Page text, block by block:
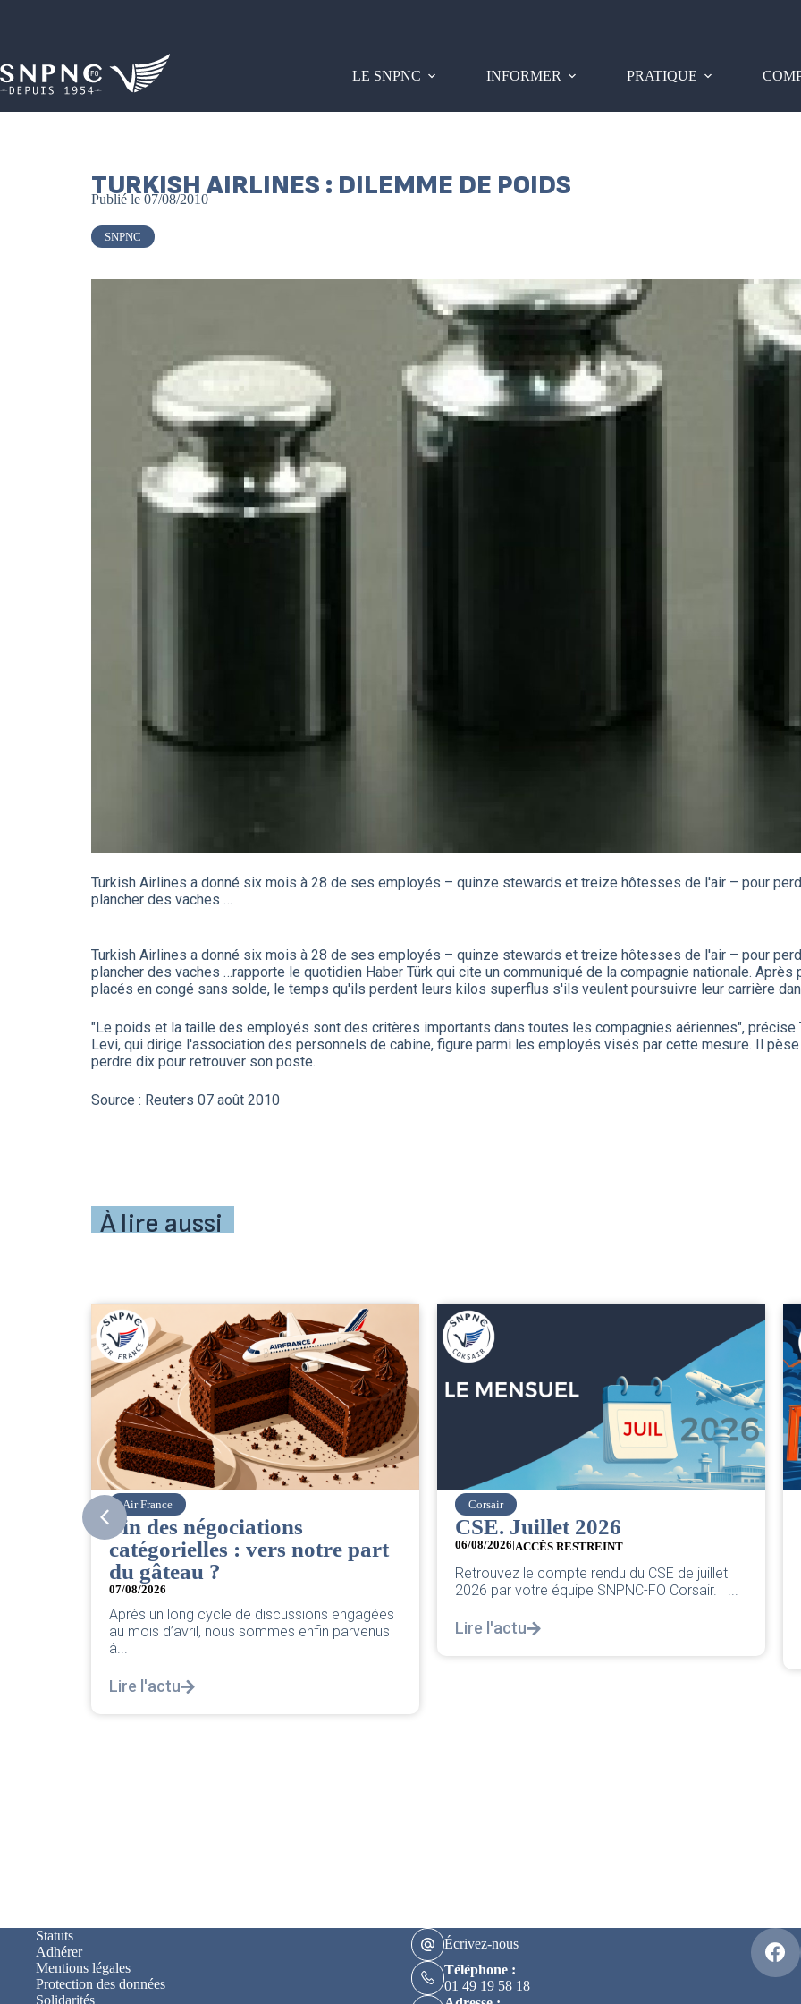
LE SNPNC INFORMER PRATIQUE
TURKISH AIRLINES : DILEMME DE POIDS
Publié le 07/08/2010
SNPNC
Turkish Airlines a donné six mois à 28 de ses employés – quinze stewards et treize hôtesses de l'air – pour
plancher des vaches …
Turkish Airlines a donné six mois à 28 de ses employés – quinze stewards et treize hôtesses de l'air – pour
plancher des vaches …rapporte le quotidien Haber Türk qui cite un communiqué de la compagnie nationale.
placés en congé sans solde, le temps qu'ils perdent leurs kilos superflus s'ils veulent poursuivre leur carrière
"Le poids et la taille des employés sont des critères importants dans toutes les compagnies aériennes",
Levi, qui dirige l'association des personnels de cabine, figure parmi les employés visés par cette mesure. Il
perdre dix pour retrouver son poste.
Source : Reuters 07 août 2010
À lire aussi
Corsair
CSE. Juillet 2026
06/08/2026|ACCÈS RESTREINT
Retrouvez le compte rendu du CSE de juillet
2026 par votre équipe SNPNC-FO Corsair. ...
Lire l'actu
easyJet
Grève chez easyJet
05/08/2026
Chers collègues, La direction vient de sortir sa
classique pleurnicherie corporate. On va la
décortiquer...
Lire l'actu
Statuts
Adhérer
Mentions légales
Protection des données
Solidarités
Écrivez-nous
Téléphone :
01 49 19 58 18